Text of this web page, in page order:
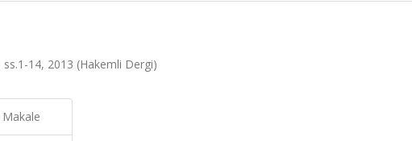
14, 2013 (Hakemli Dergi)